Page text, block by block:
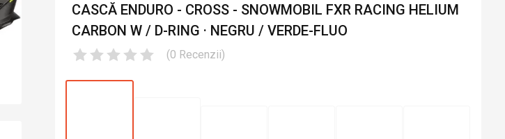
CASCĂ ENDURO - CROSS - SNOWMOBIL FXR RACING HELIUM
CARBON W / D-RING · NEGRU / VERDE-FLUO
(0 Recenzii)